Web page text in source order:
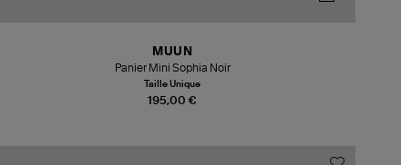
195,00 €
MUUN
Panier Mini Sophia Noir
Taille Unique